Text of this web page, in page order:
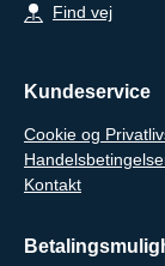
Find vej
Kundeservice
Cookie og
Kontakt